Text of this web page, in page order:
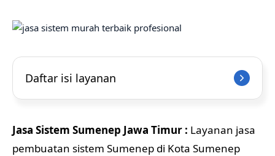
Daftar isi layanan
Jasa Sistem Sumenep Jawa Timur : Layanan jasa
pembuatan sistem Sumenep di Kota Sumenep